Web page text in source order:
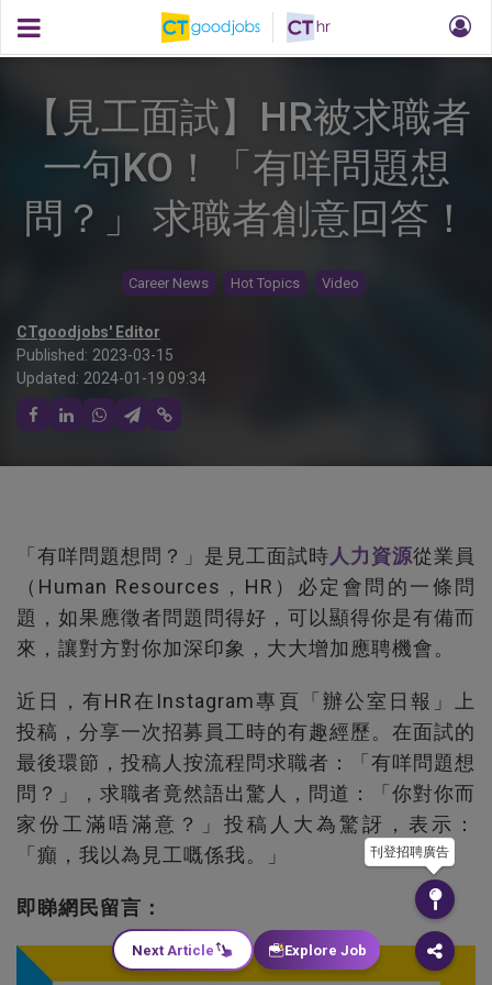
【見工面試】HR被求職者
一句KO！「有咩問題想
問？」 求職者創意回答！
Career News Hot Topics Video
CTgoodjobs' Editor
Published: 2023-03-15
Updated: 2024-01-19 09:34
「有咩問題想問？」是見工面試時 人力資源從業員
（Human Resources，HR）必定會問的一條問
題，如果應徵者問題問得好，可以顯得你是有備而
來，讓對方對你加深印象，大大增加應聘機會。
近日，有HR在Instagram專頁「辦公室日報」上
投稿，分享一次招募員工時的有趣經歷。在面試的
最後環節，投稿人按流程問求職者：「有咩問題想
問？」，求職者竟然語出驚人，問道：「你對你而
家份工滿唔滿意？」投稿人大為驚訝，表示：
「癲，我以為見工嘅係我。」
即睇網民留言：
刊登招聘廣告
Next Article Explore Job